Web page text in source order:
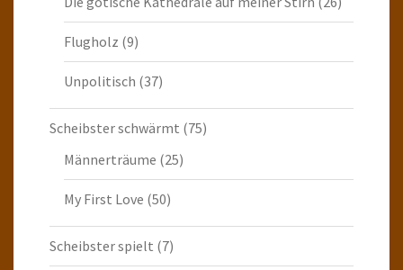
Flugholz (9)
Unpolitisch (37)
Scheibster schwärmt (75)
Männerträume (25)
My First Love (50)
Scheibster spielt (7)